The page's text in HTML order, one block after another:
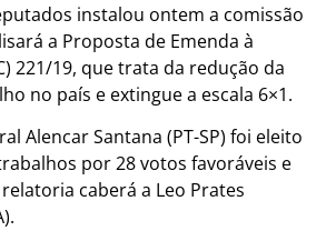
instalou ontem a comissão
a Proposta de Emenda à
221/19, que trata da redução da
no país e extingue a escala 6×1.
Alencar Santana (PT-SP) foi eleito
por 28 votos favoráveis e
caberá a Leo Prates